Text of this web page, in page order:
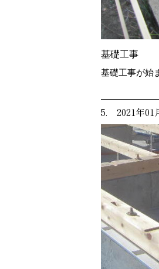
基礎工事
基礎工事が始
5. 2021年01